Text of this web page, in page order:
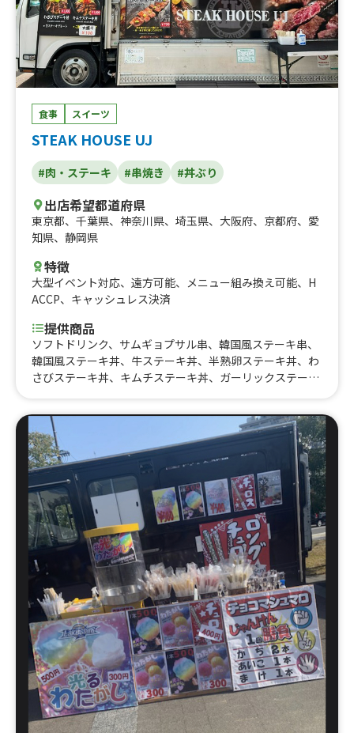
食事 スイーツ
STEAK HOUSE UJ
#肉・ステーキ #串焼き #丼ぶり
出店希望都道府県
東京都、 千葉県、 神奈川県、 埼玉県、 大阪府、 京都府、 愛
知県、 静岡県
特徴
大型イベント対応、 遠方可能、 メニュー組み換え可能、 H
ACCP、 キャッシュレス決済
提供商品
ソフトドリンク、サムギョプサル串、韓国風ステーキ串、
韓国風ステーキ丼、牛ステーキ丼、半熟卵ステーキ丼、わ
さびステーキ丼、キムチステーキ丼、ガーリックステーキ
キ串、富士山かき氷ご当地シロップ、富士山かき氷極蜜シ
ロップ、富士山かき氷南国シロップ、ハイボール、富士山
かき氷スタンダードシロップ、グレープフルーツサワー、
レモンサワー